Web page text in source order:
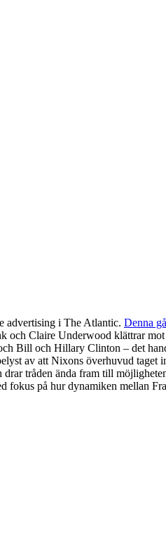
advertising i The Atlantic. Denna
och Claire Underwood klättrar
Bill och Hillary Clinton – det
av att Nixons överhuvud
tråden ända fram till
fokus på hur dynamiken mellan